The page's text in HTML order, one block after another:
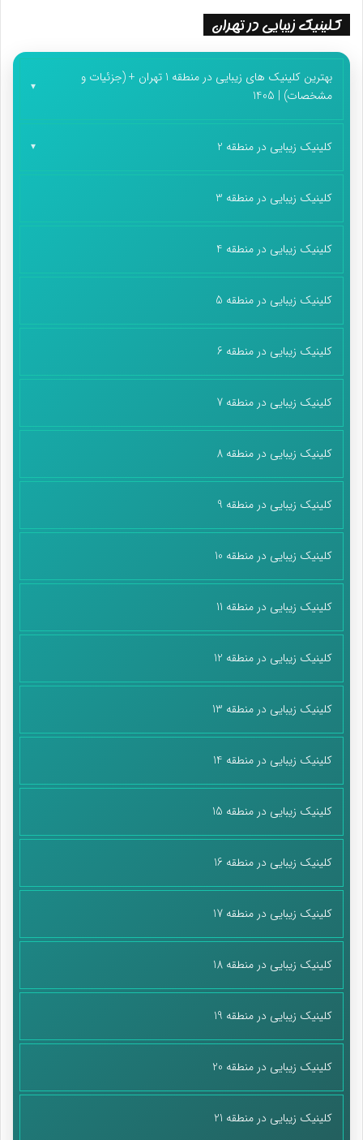
کلینیک زیبایی در تهران
بهترین کلینیک های زیبایی در منطقه 1 تهران + (جزئیات و
مشخصات) | 1405
کلینیک زیبایی در منطقه 2
کلینیک زیبایی در منطقه 3
کلینیک زیبایی در منطقه 4
کلینیک زیبایی در منطقه 5
کلینیک زیبایی در منطقه 6
کلینیک زیبایی در منطقه 7
کلینیک زیبایی در منطقه 8
کلینیک زیبایی در منطقه 9
کلینیک زیبایی در منطقه 10
کلینیک زیبایی در منطقه 11
کلینیک زیبایی در منطقه 12
کلینیک زیبایی در منطقه 13
کلینیک زیبایی در منطقه 14
کلینیک زیبایی در منطقه 15
کلینیک زیبایی در منطقه 16
کلینیک زیبایی در منطقه 17
کلینیک زیبایی در منطقه 18
کلینیک زیبایی در منطقه 19
کلینیک زیبایی در منطقه 20
کلینیک زیبایی در منطقه 21